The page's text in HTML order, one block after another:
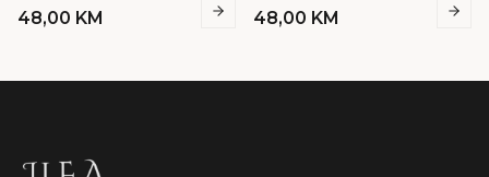
48,00 KM 48,00 KM